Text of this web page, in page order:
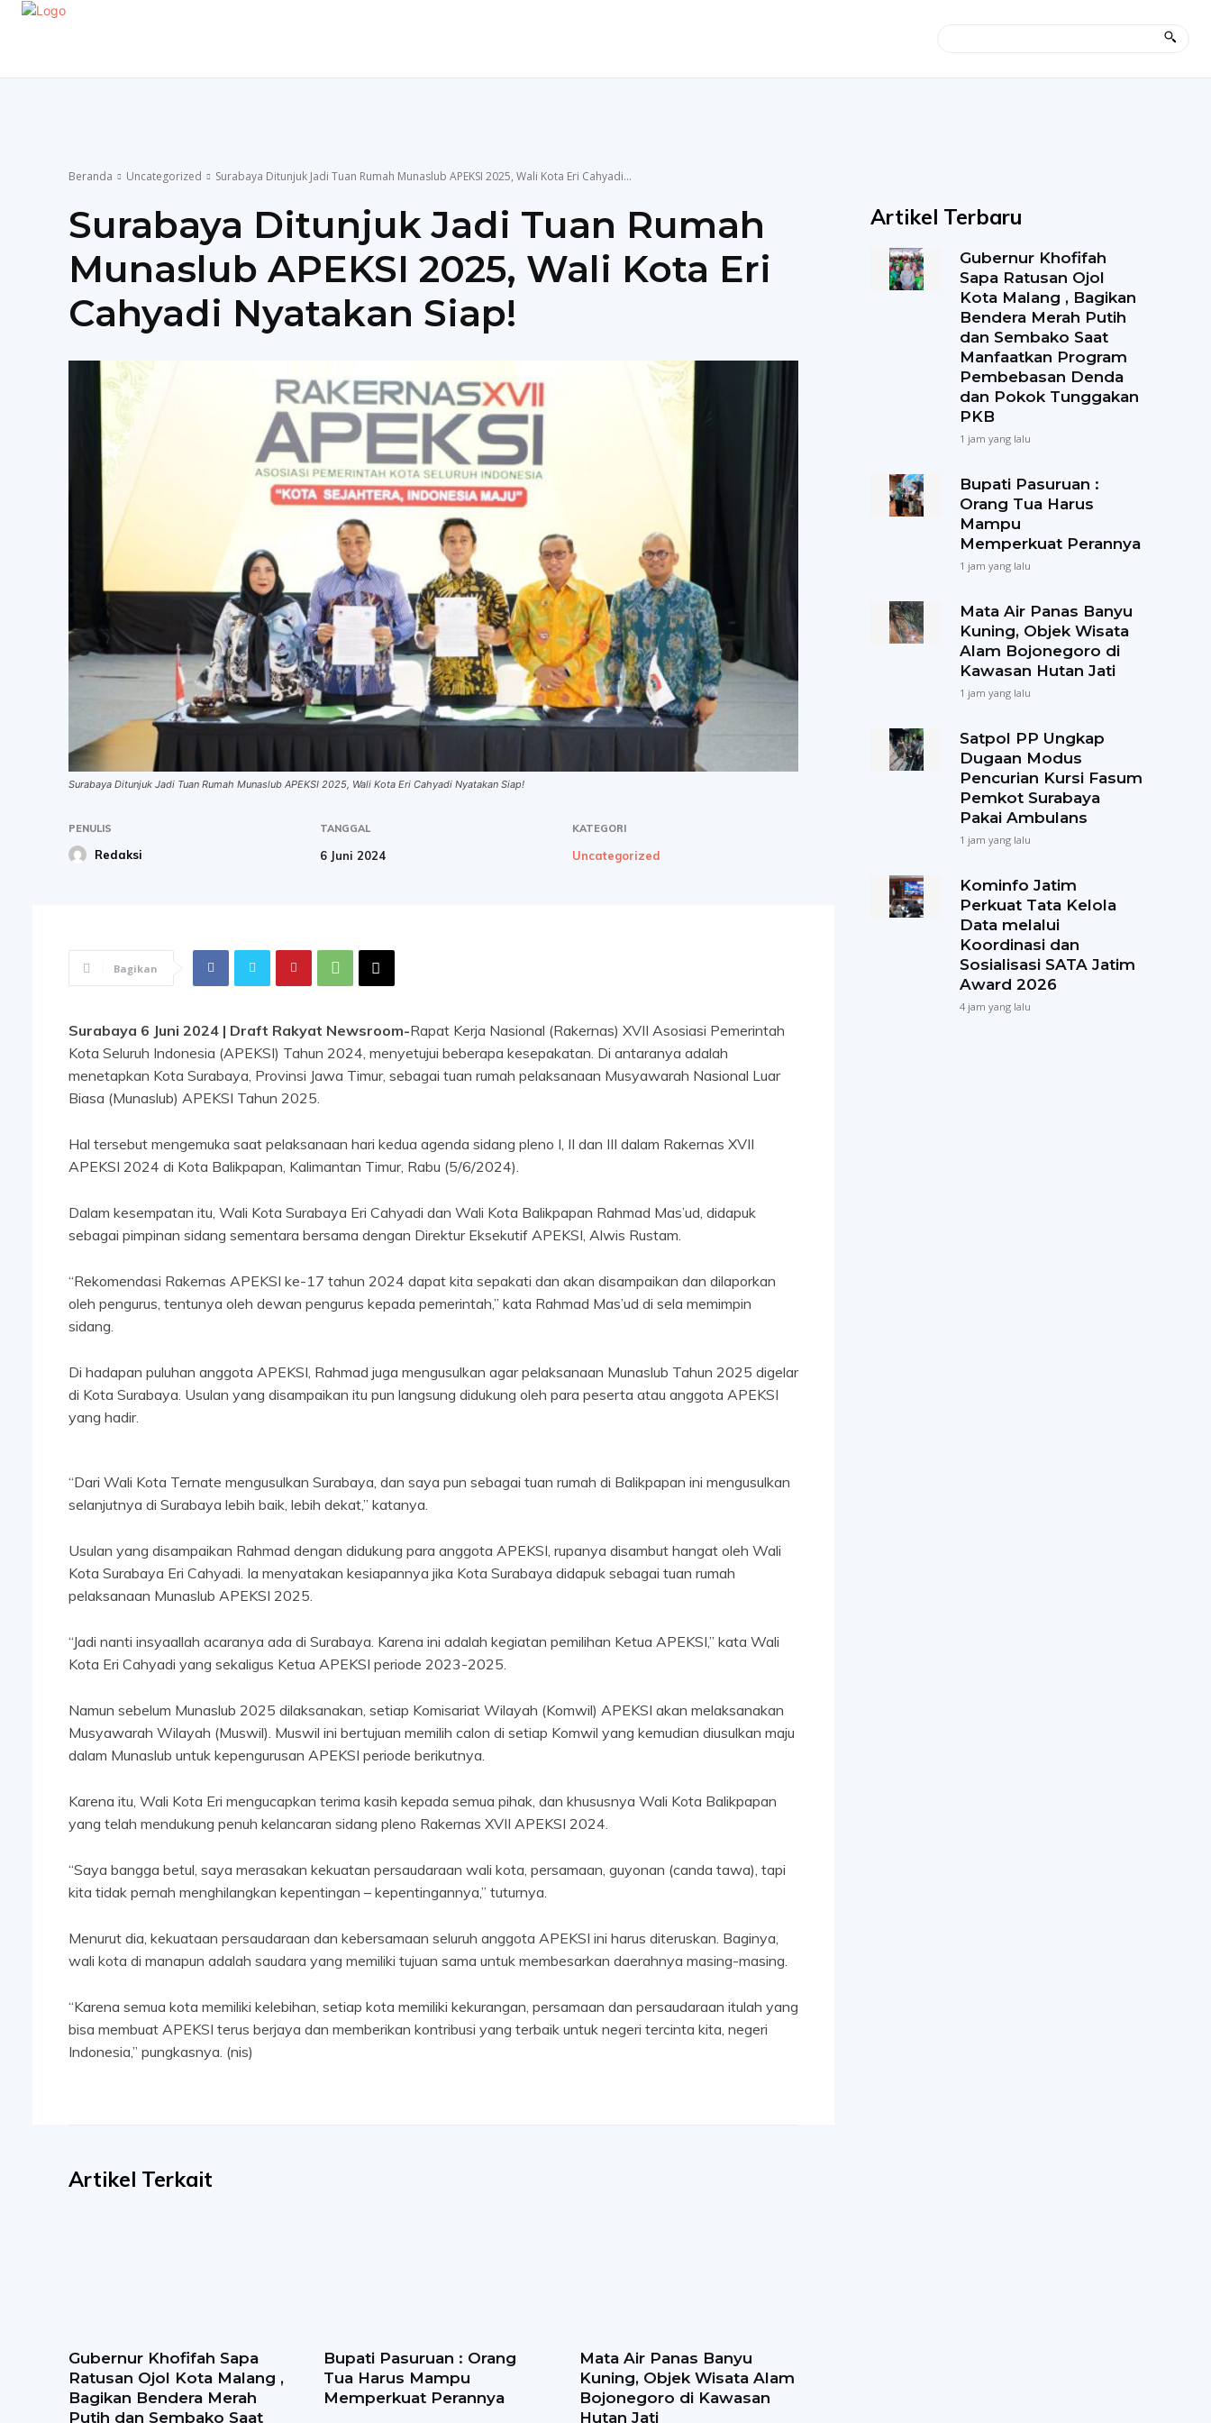
Beranda Uncategorized Surabaya Ditunjuk Jadi Tuan Rumah Munaslub APEKSI 2025, Wali Kota Eri Cahyadi...
Surabaya Ditunjuk Jadi Tuan Rumah
Munaslub APEKSI 2025, Wali Kota Eri
Cahyadi Nyatakan Siap!
Surabaya Ditunjuk Jadi Tuan Rumah Munaslub APEKSI 2025, Wali Kota Eri Cahyadi Nyatakan Siap!
PENULIS
Redaksi
TANGGAL
6 Juni 2024
KATEGORI
Uncategorized
Bagikan
Surabaya 6 Juni 2024 | Draft Rakyat Newsroom-Rapat Kerja Nasional (Rakernas) XVII Asosiasi Pemerintah
Kota Seluruh Indonesia (APEKSI) Tahun 2024, menyetujui beberapa kesepakatan. Di antaranya adalah
menetapkan Kota Surabaya, Provinsi Jawa Timur, sebagai tuan rumah pelaksanaan Musyawarah Nasional Luar
Biasa (Munaslub) APEKSI Tahun 2025.
Hal tersebut mengemuka saat pelaksanaan hari kedua agenda sidang pleno I, II dan III dalam Rakernas XVII
APEKSI 2024 di Kota Balikpapan, Kalimantan Timur, Rabu (5/6/2024).
Dalam kesempatan itu, Wali Kota Surabaya Eri Cahyadi dan Wali Kota Balikpapan Rahmad Mas’ud, didapuk
sebagai pimpinan sidang sementara bersama dengan Direktur Eksekutif APEKSI, Alwis Rustam.
“Rekomendasi Rakernas APEKSI ke-17 tahun 2024 dapat kita sepakati dan akan disampaikan dan dilaporkan
oleh pengurus, tentunya oleh dewan pengurus kepada pemerintah,” kata Rahmad Mas’ud di sela memimpin
sidang.
Di hadapan puluhan anggota APEKSI, Rahmad juga mengusulkan agar pelaksanaan Munaslub Tahun 2025 digelar
di Kota Surabaya. Usulan yang disampaikan itu pun langsung didukung oleh para peserta atau anggota APEKSI
yang hadir.
“Dari Wali Kota Ternate mengusulkan Surabaya, dan saya pun sebagai tuan rumah di Balikpapan ini mengusulkan
selanjutnya di Surabaya lebih baik, lebih dekat,” katanya.
Usulan yang disampaikan Rahmad dengan didukung para anggota APEKSI, rupanya disambut hangat oleh Wali
Kota Surabaya Eri Cahyadi. Ia menyatakan kesiapannya jika Kota Surabaya didapuk sebagai tuan rumah
pelaksanaan Munaslub APEKSI 2025.
“Jadi nanti insyaallah acaranya ada di Surabaya. Karena ini adalah kegiatan pemilihan Ketua APEKSI,” kata Wali
Kota Eri Cahyadi yang sekaligus Ketua APEKSI periode 2023-2025.
Namun sebelum Munaslub 2025 dilaksanakan, setiap Komisariat Wilayah (Komwil) APEKSI akan melaksanakan
Musyawarah Wilayah (Muswil). Muswil ini bertujuan memilih calon di setiap Komwil yang kemudian diusulkan maju
dalam Munaslub untuk kepengurusan APEKSI periode berikutnya.
Karena itu, Wali Kota Eri mengucapkan terima kasih kepada semua pihak, dan khususnya Wali Kota Balikpapan
yang telah mendukung penuh kelancaran sidang pleno Rakernas XVII APEKSI 2024.
“Saya bangga betul, saya merasakan kekuatan persaudaraan wali kota, persamaan, guyonan (canda tawa), tapi
kita tidak pernah menghilangkan kepentingan – kepentingannya,” tuturnya.
Menurut dia, kekuataan persaudaraan dan kebersamaan seluruh anggota APEKSI ini harus diteruskan. Baginya,
wali kota di manapun adalah saudara yang memiliki tujuan sama untuk membesarkan daerahnya masing-masing.
“Karena semua kota memiliki kelebihan, setiap kota memiliki kekurangan, persamaan dan persaudaraan itulah yang
bisa membuat APEKSI terus berjaya dan memberikan kontribusi yang terbaik untuk negeri tercinta kita, negeri
Indonesia,” pungkasnya. (nis)
Artikel Terkait
Gubernur Khofifah Sapa
Ratusan Ojol Kota Malang ,
Bagikan Bendera Merah
Putih dan Sembako Saat
Bupati Pasuruan : Orang
Tua Harus Mampu
Memperkuat Perannya
Mata Air Panas Banyu
Kuning, Objek Wisata Alam
Bojonegoro di Kawasan
Hutan Jati
Artikel Terbaru
Gubernur Khofifah
Sapa Ratusan Ojol
Kota Malang , Bagikan
Bendera Merah Putih
dan Sembako Saat
Manfaatkan Program
Pembebasan Denda
dan Pokok Tunggakan
PKB
1 jam yang lalu
Bupati Pasuruan :
Orang Tua Harus
Mampu
Memperkuat Perannya
1 jam yang lalu
Mata Air Panas Banyu
Kuning, Objek Wisata
Alam Bojonegoro di
Kawasan Hutan Jati
1 jam yang lalu
Satpol PP Ungkap
Dugaan Modus
Pencurian Kursi Fasum
Pemkot Surabaya
Pakai Ambulans
1 jam yang lalu
Kominfo Jatim
Perkuat Tata Kelola
Data melalui
Koordinasi dan
Sosialisasi SATA Jatim
Award 2026
4 jam yang lalu